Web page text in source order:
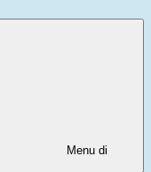
Menu di